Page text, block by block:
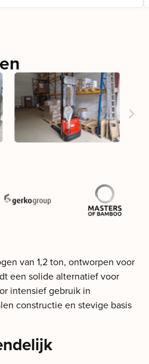
van 1,2 ton, ontworpen voor
een solide alternatief voor
intensief gebruik in
constructie en stevige basis